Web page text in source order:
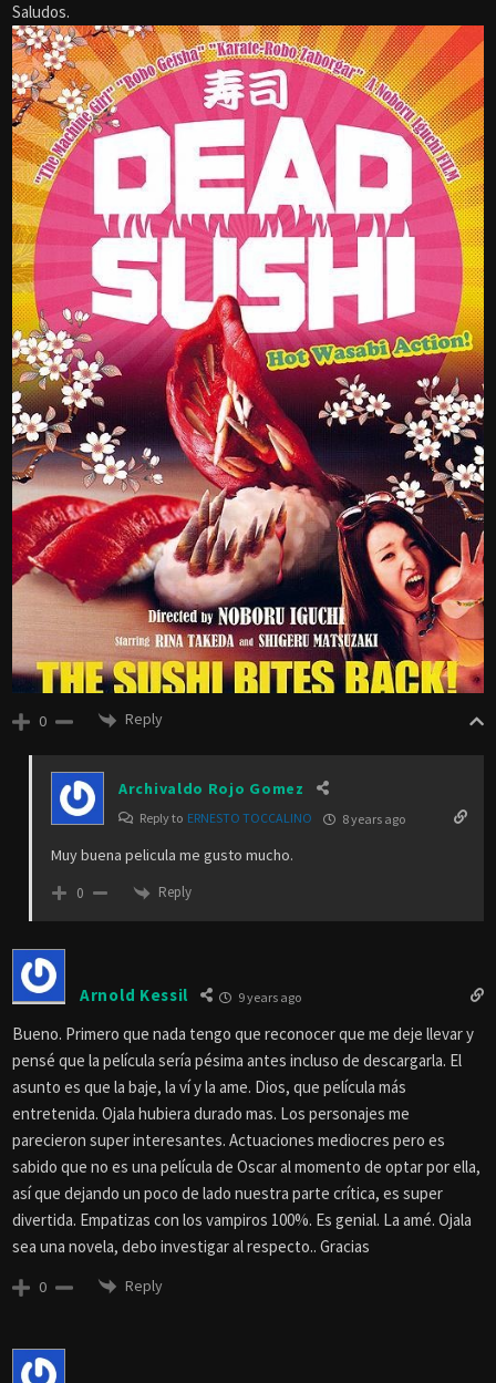
Saludos.
0 Reply
Archivaldo Rojo Gomez
Reply to ERNESTO TOCCALINO 8 years ago
Muy buena pelicula me gusto mucho.
0 Reply
Arnold Kessil 9 years ago
Bueno. Primero que nada tengo que reconocer que me deje llevar y
pensé que la película sería pésima antes incluso de descargarla. El
asunto es que la baje, la ví y la ame. Dios, que película más
entretenida. Ojala hubiera durado mas. Los personajes me
parecieron super interesantes. Actuaciones mediocres pero es
sabido que no es una película de Oscar al momento de optar por ella,
así que dejando un poco de lado nuestra parte crítica, es super
divertida. Empatizas con los vampiros 100%. Es genial. La amé. Ojala
sea una novela, debo investigar al respecto.. Gracias
0 Reply